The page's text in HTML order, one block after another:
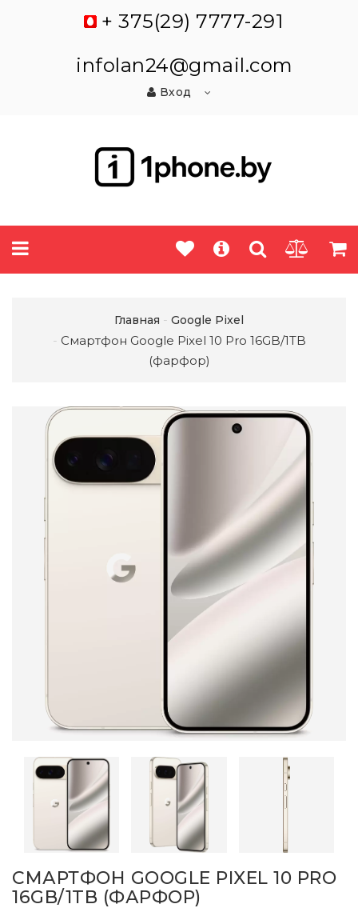
+ 375(29) 7777-291
infolan24@gmail.com
Вход
Главная Google Pixel
Смартфон Google Pixel 10 Pro 16GB/1TB
(фарфор)
СМАРТФОН GOOGLE PIXEL 10 PRO
16GB/1TB (ФАРФОР)